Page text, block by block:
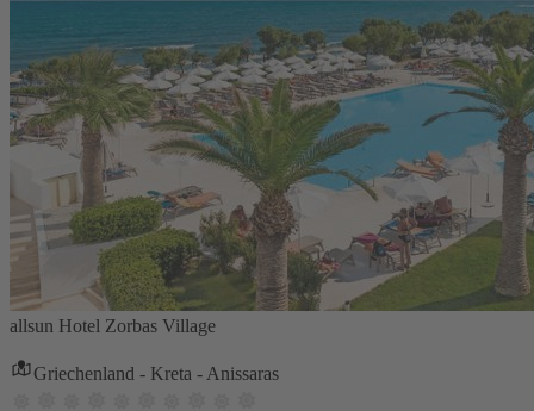
allsun Hotel Zorbas Village
Griechenland - Kreta - Anissaras